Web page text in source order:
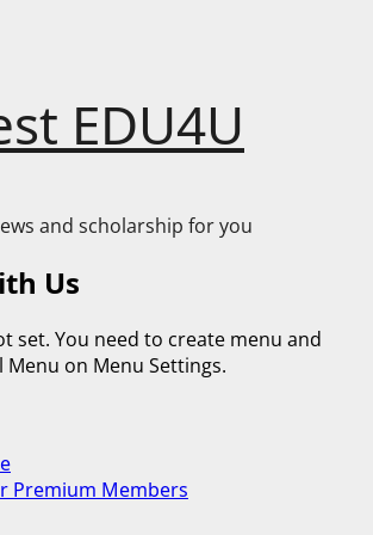
EDU4U
and scholarship for you
Us
set. You need to create menu and
Menu on Menu Settings.
Premium Members